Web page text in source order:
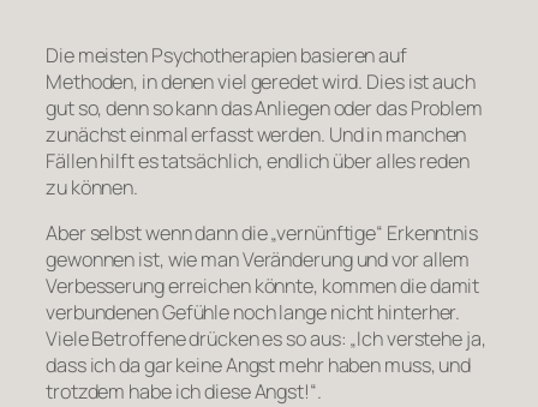
Die meisten Psychotherapien basieren auf
Methoden, in denen viel geredet wird. Dies ist auch
gut so, denn so kann das Anliegen oder das Problem
zunächst einmal erfasst werden. Und in manchen
Fällen hilft es tatsächlich, endlich über alles reden
zu können.
Aber selbst wenn dann die „vernünftige“ Erkenntnis
gewonnen ist, wie man Veränderung und vor allem
Verbesserung erreichen könnte, kommen die damit
verbundenen Gefühle noch lange nicht hinterher.
Viele Betroffene drücken es so aus: „Ich verstehe ja,
dass ich da gar keine Angst mehr haben muss, und
trotzdem habe ich diese Angst!“.